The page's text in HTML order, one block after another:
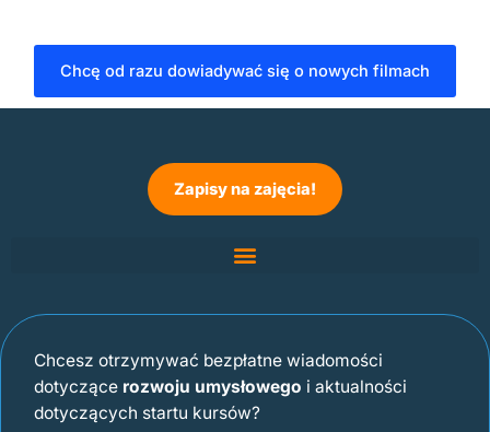
Chcę od razu dowiadywać się o nowych filmach
Zapisy na zajęcia!
Chcesz otrzymywać bezpłatne wiadomości
dotyczące rozwoju umysłowego i aktualności
dotyczących startu kursów?